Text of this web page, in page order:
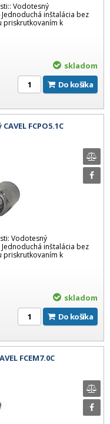
Vodotesný
inštalácia bez
priskrutkovaním k
skladom
Do košíka
FCPO5.1C
Vodotesný
inštalácia bez
priskrutkovaním k
skladom
Do košíka
FCEM7.0C